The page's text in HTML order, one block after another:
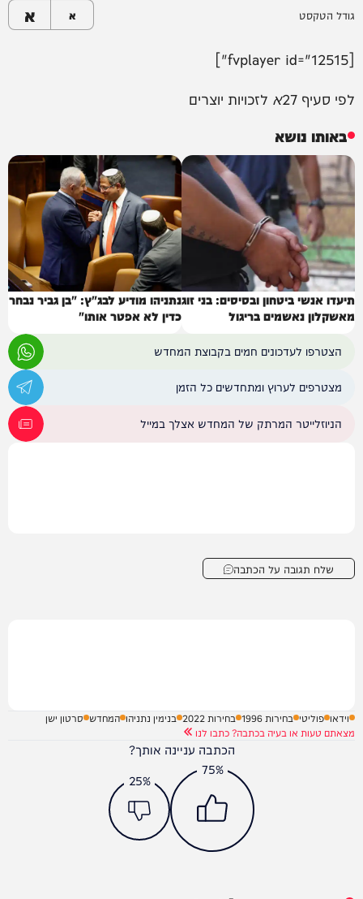
גודל הטקסט א א
[fvplayer id="12515"]
לפי סעיף 27
א לזכויות יוצרים
באותו נושא
תיעדו אנשי ביטחון ובסיסים: בני זוג
מאשקלון נאשמים בריגול
נתניהו מודיע לבג"ץ: "בן גביר נבחר
כדין לא אפטר אותו"
הצטרפו לעדכונים חמים בקבוצת המחדש
מצטרפים לערוץ ומתחדשים כל הזמן
הניוזלייטר המרתק של המחדש אצלך במייל
שלח תגובה על הכתבה
וידאו פוליטי בחירות 1996 בחירות 2022 בנימין נתניהו המחדש סרטון ישן
מצאתם טעות או בעיה בכתבה? כתבו לנו
הכתבה עניינה אותך?
75%
25%